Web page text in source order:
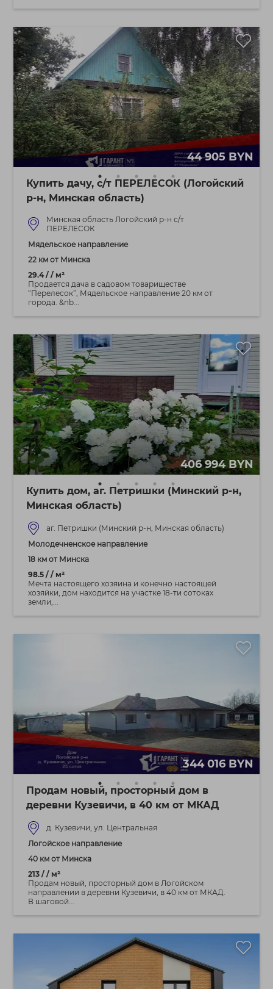
44 905 BYN
Купить дачу, с/т ПЕРЕЛЕСОК (Логойский
р-н, Минская область)
Минская область Логойский р-н с/т
ПЕРЕЛЕСОК
Мядельское направление
22 км от Минска
29.4 / / м²
Продается дача в садовом товариществе
“Перелесок”, Мядельское направление 20 км от
города. &nb...
406 994 BYN
Купить дом, аг. Петришки (Минский р-н,
Минская область)
аг. Петришки (Минский р-н, Минская область)
Молодечненское направление
18 км от Минска
98.5 / / м²
Мечта настоящего хозяина и конeчно настоящей
хозяйки, дом находится на участке 18-ти сотоках
земли,...
344 016 BYN
Продам новый, просторный дом в
деревни Кузевичи, в 40 км от МКАД
д. Кузевичи, ул. Центральная
Логойское направление
40 км от Минска
213 / / м²
Продам новый, просторный дом в Логойском
направлении в деревни Кузевичи, в 40 км от МКАД.
В шаговой...